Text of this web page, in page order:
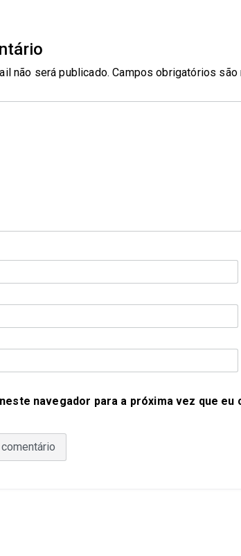
não será publicado. Campos obrigatórios
navegador para a próxima vez que eu